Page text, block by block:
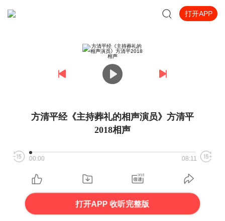
打开APP
方清平经《主持葬礼的相声演员》方清平
2018相声
00:00 08:11
打开APP 收听完整版